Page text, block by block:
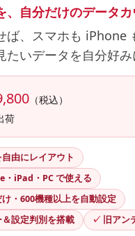
、自分だけのデータカ
ば、スマホも iPhone
たいデータを自分好み
（税込）
荷
由にレイアウト
・iPad・PC で使える
・600機種以上を自動設定
設定判別を搭載
旧アン